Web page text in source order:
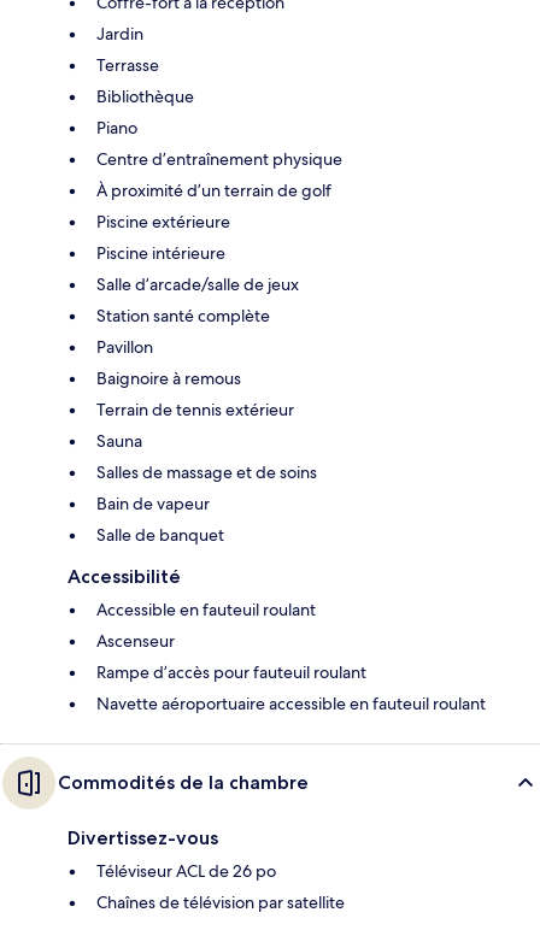
Jardin
Terrasse
Bibliothèque
Piano
Centre d’entraînement physique
À proximité d’un terrain de golf
Piscine extérieure
Piscine intérieure
Salle d’arcade/salle de jeux
Station santé complète
Pavillon
Baignoire à remous
Terrain de tennis extérieur
Sauna
Salles de massage et de soins
Bain de vapeur
Salle de banquet
Accessibilité
Accessible en fauteuil roulant
Ascenseur
Rampe d’accès pour fauteuil roulant
Navette aéroportuaire accessible en fauteuil roulant
Commodités de la chambre
Divertissez-vous
Téléviseur ACL de 26 po
Chaînes de télévision par satellite